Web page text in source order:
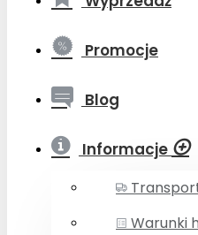
Promocje
Blog
Informacje
Warunki